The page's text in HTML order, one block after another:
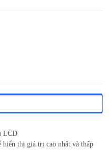
LCD
thị giá trị cao nhất và thấp